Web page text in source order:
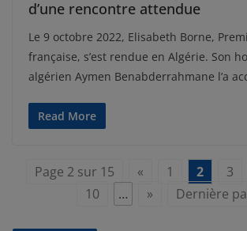
d’une rencontre attendue
Le 9 octobre 2022, Elisabeth Borne,
française, s’est rendue en Algérie. Son
algérien Aymen Benabderrahmane l’a
Read More
Page 2 sur 15 « 1 2 3
10
… » Dernière